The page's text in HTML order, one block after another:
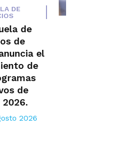
DE
de
de
el
de
de
2026